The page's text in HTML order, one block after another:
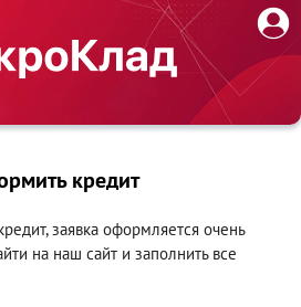
кредит
заявка оформляется очень
на наш сайт и заполнить все